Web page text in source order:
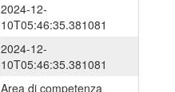
2024-12-
10T05:46:35.381081
2024-12-
10T05:46:35.381081
Area di competenza